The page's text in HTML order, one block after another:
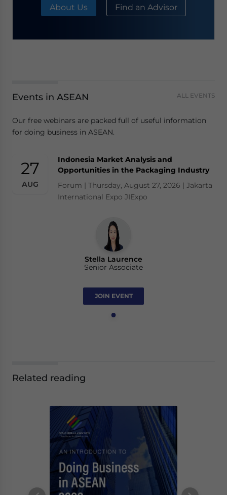
About Us Find an Advisor
Events in ASEAN ALL EVENTS
Our free webinars are packed full of useful information
for doing business in ASEAN.
27
AUG
Indonesia Market Analysis and
Opportunities in the Packaging Industry
Forum | Thursday, August 27, 2026 | Jakarta
International Expo JIExpo
Stella Laurence
Senior Associate
JOIN EVENT
Related reading